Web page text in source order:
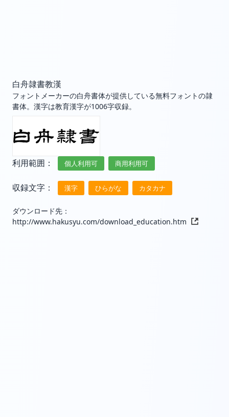
白舟隷書教漢
フォントメーカーの白舟書体が提供している無料フォントの隷
書体。漢字は教育漢字が1006字収録。
利用範囲： 個人利用可 商用利用可
収録文字： 漢字 ひらがな カタカナ
ダウンロード先：
http://www.hakusyu.com/download_education.htm